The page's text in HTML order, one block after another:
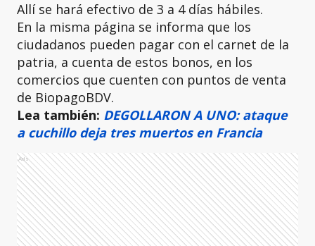
Allí se hará efectivo de 3 a 4 días hábiles.
En la misma página se informa que los
ciudadanos pueden pagar con el carnet de la
patria, a cuenta de estos bonos, en los
comercios que cuenten con puntos de venta
de BiopagoBDV.
Lea también: DEGOLLARON A UNO: ataque
a cuchillo deja tres muertos en Francia
Ads